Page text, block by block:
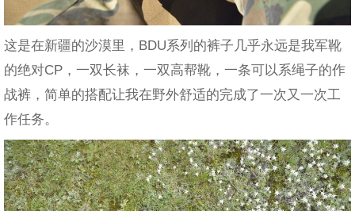
这是在新疆的沙漠里，BDU系列的裤子几乎永远是我军靴
的绝对CP，一双长袜，一双高帮靴，一条可以系绳子的作
战裤，简单的搭配让我在野外舒适的完成了一次又一次工
作任务。